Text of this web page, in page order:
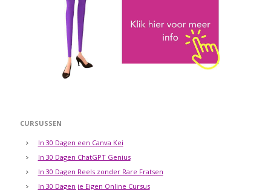
CURSUSSEN
In 30 Dagen een Canva Kei
In 30 Dagen ChatGPT Genius
In 30 Dagen Reels zonder Rare Fratsen
In 30 Dagen je Eigen Online Cursus